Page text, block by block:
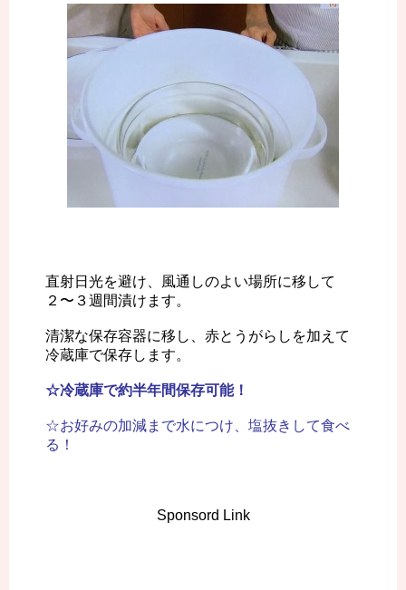
直射日光を避け、風通しのよい場所に移して
２〜３週間漬けます。
清潔な保存容器に移し、赤とうがらしを加えて
冷蔵庫で保存します。
☆冷蔵庫で約半年間保存可能！
☆お好みの加減まで水につけ、塩抜きして食べ
る！
Sponsord Link